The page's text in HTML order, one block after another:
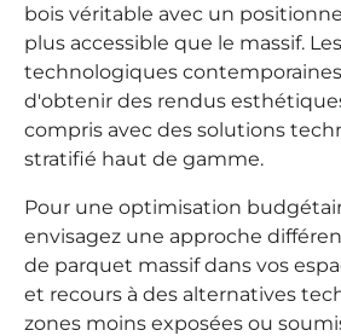
bois véritable avec un
plus accessible que le massif.
technologiques
d'obtenir des rendus
compris avec des solutions
stratifié haut de gamme.
Pour une optimisation
envisagez une approche
de parquet massif dans vos
et recours à des alternatives
zones moins exposées ou